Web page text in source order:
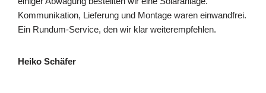
Kommunikation, Lieferung und Montage waren einwandfrei.
Ein Rundum-Service, den wir klar weiterempfehlen.
Heiko Schäfer